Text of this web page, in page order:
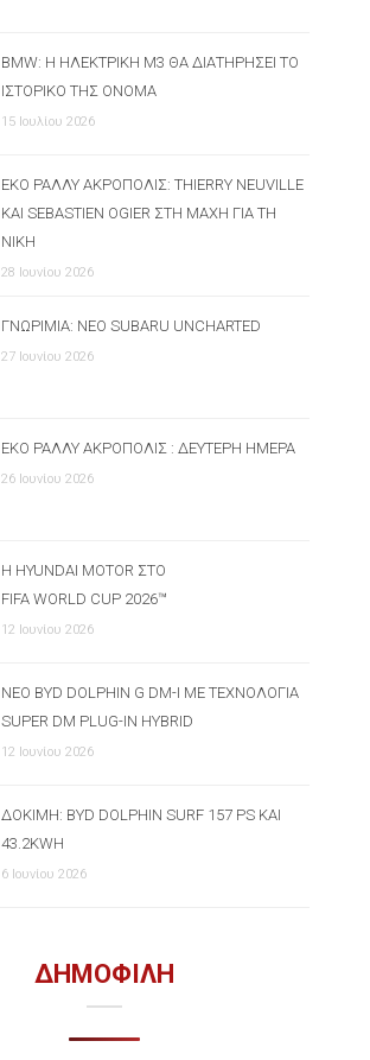
BMW: Η ΗΛΕΚΤΡΙΚΉ M3 ΘΑ ΔΙΑΤΗΡΉΣΕΙ ΤΟ
ΙΣΤΟΡΙΚΌ ΤΗΣ ΌΝΟΜΑ
15 Ιουλίου 2026
ΕΚΟ ΡΆΛΛΥ ΑΚΡΌΠΟΛΙΣ: THIERRY NEUVILLE
ΚΑΙ SEBASTIEN OGIER ΣΤΗ ΜΆΧΗ ΓΙΑ ΤΗ
ΝΊΚΗ
28 Ιουνίου 2026
ΓΝΩΡΙΜΊΑ: ΝΈΟ SUBARU UNCHARTED
27 Ιουνίου 2026
ΕΚΟ ΡΆΛΛΥ ΑΚΡΌΠΟΛΙΣ : ΔΕΎΤΕΡΗ ΗΜΈΡΑ
26 Ιουνίου 2026
Η HYUNDAI MOTOR ΣΤΟ
FIFA WORLD CUP 2026™
12 Ιουνίου 2026
ΝΈΟ BYD DOLPHIN G DM-I ΜΕ ΤΕΧΝΟΛΟΓΊΑ
SUPER DM PLUG-IN HYBRID
12 Ιουνίου 2026
ΔΟΚΙΜΉ: BYD DOLPHIN SURF 157 PS ΚΑΙ
43.2KWH
6 Ιουνίου 2026
ΔΗΜΟΦΙΛΗ